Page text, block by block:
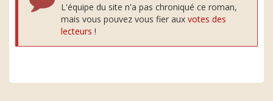
L'équipe du site n'a pas chroniqué ce roman,
mais vous pouvez vous fier aux votes des
lecteurs !